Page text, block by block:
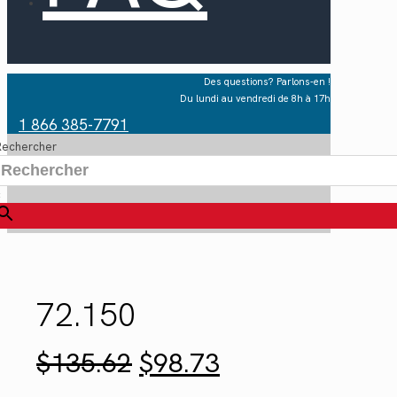
Des questions? Parlons-en !
Du lundi au vendredi de 8h à 17h
1 866 385-7791
72.150
$135.62 Le
prix
$98.73prix